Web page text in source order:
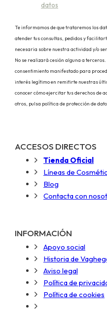
datos
Te informamos de que trataremos los
atender tus consultas, pedidos y
necesaria sobre nuestra actividad y/o
No se realizará cesión alguna a
consentimiento manifestado para
interés legítimo en remitirte nuestras
conocer cómo ejercitar tus derechos de
otros, pulsa política de protección de
ACCESOS DIRECTOS
Tienda Oficial
Líneas de
Blog
Contacta con
INFORMACIÓN
Apoyo social
Historia de
Aviso legal
Política de
Política de cookies